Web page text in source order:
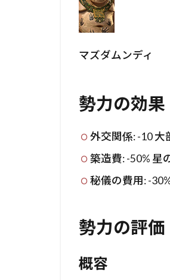
マズダムンディ
勢力の効果
外交関係: -10 大
築造費: -50% 星
秘儀の費用: -
勢力の評価
概容